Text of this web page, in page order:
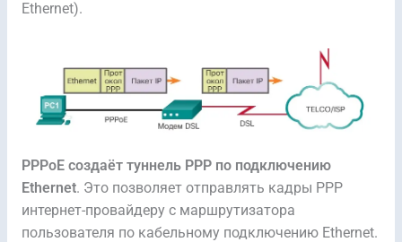
Ethernet).
PPPoE создаёт туннель PPP по подключению
Ethernet. Это позволяет отправлять кадры PPP
интернет-провайдеру с маршрутизатора
пользователя по кабельному подключению Ethernet.